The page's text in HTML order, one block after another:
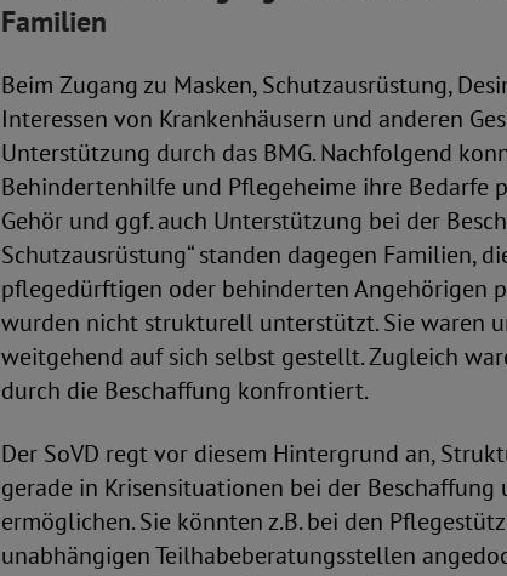
Familien
Beim Zugang zu Masken, Schutzausrüstung,
Interessen von Krankenhäusern und anderen
Unterstützung durch das BMG. Nachfolgend
Behindertenhilfe und Pflegeheime ihre Bedarfe
Gehör und ggf. auch Unterstützung bei der
Schutzausrüstung“ standen dagegen Familien,
pflegedürftigen oder behinderten Angehörigen
wurden nicht strukturell unterstützt. Sie waren
weitgehend auf sich selbst gestellt. Zugleich
durch die Beschaffung konfrontiert.
Der SoVD regt vor diesem Hintergrund an,
gerade in Krisensituationen bei der
ermöglichen. Sie könnten z.B. bei den
unabhängigen Teilhabeberatungsstellen